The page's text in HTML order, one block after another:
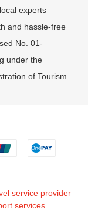
experts
and hassle-free
No. 01-
under the
of Tourism.
service provider
services